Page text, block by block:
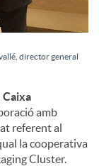
director general
Caixa
amb
referent al
la cooperativa
Cluster.